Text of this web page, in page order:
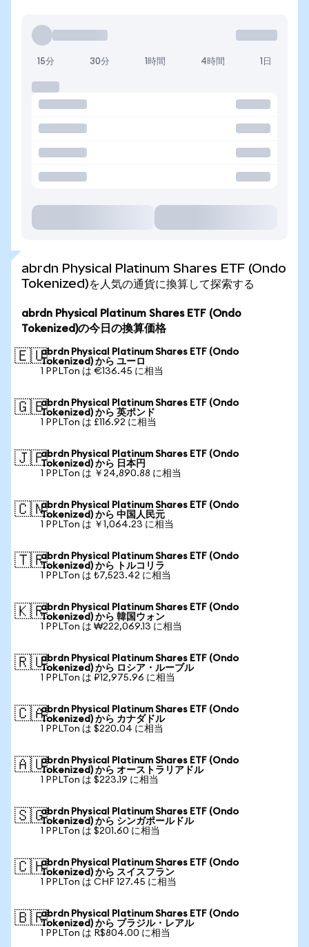
15分 30分 1時間 4時間 1日
abrdn Physical Platinum Shares ETF (Ondo
Tokenized)を人気の通貨に換算して探索する
abrdn Physical Platinum Shares ETF (Ondo
Tokenized)の今日の換算価格
🇪🇺abrdn Physical Platinum Shares ETF (Ondo
Tokenized) から ユーロ
1 PPLTon は €136.45 に相当
🇬🇧abrdn Physical Platinum Shares ETF (Ondo
Tokenized) から 英ポンド
1 PPLTon は £116.92 に相当
🇯🇵abrdn Physical Platinum Shares ETF (Ondo
Tokenized) から 日本円
1 PPLTon は ￥24,890.88 に相当
🇨🇳abrdn Physical Platinum Shares ETF (Ondo
Tokenized) から 中国人民元
1 PPLTon は ￥1,064.23 に相当
🇹🇷abrdn Physical Platinum Shares ETF (Ondo
Tokenized) から トルコリラ
1 PPLTon は ₺7,523.42 に相当
🇰🇷abrdn Physical Platinum Shares ETF (Ondo
Tokenized) から 韓国ウォン
1 PPLTon は ₩222,069.13 に相当
🇷🇺abrdn Physical Platinum Shares ETF (Ondo
Tokenized) から ロシア・ルーブル
1 PPLTon は ₽12,975.96 に相当
🇨🇦abrdn Physical Platinum Shares ETF (Ondo
Tokenized) から カナダドル
1 PPLTon は $220.04 に相当
🇦🇺abrdn Physical Platinum Shares ETF (Ondo
Tokenized) から オーストラリアドル
1 PPLTon は $223.19 に相当
🇸🇬abrdn Physical Platinum Shares ETF (Ondo
Tokenized) から シンガポールドル
1 PPLTon は $201.60 に相当
🇨🇭abrdn Physical Platinum Shares ETF (Ondo
Tokenized) から スイスフラン
1 PPLTon は CHF 127.45 に相当
🇧🇷abrdn Physical Platinum Shares ETF (Ondo
Tokenized) から ブラジル・レアル
1 PPLTon は R$804.00 に相当